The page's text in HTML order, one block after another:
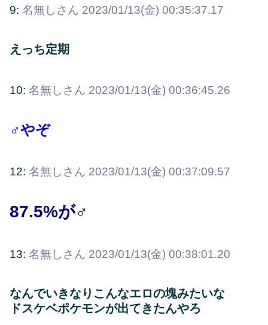
9: 名無しさん 2023/01/13(金) 00:35:37.17
えっち定期
10: 名無しさん 2023/01/13(金) 00:36:45.26
♂やぞ
12: 名無しさん 2023/01/13(金) 00:37:09.57
87.5%が♂
13: 名無しさん 2023/01/13(金) 00:38:01.20
なんでいきなりこんなエロの塊みたいな
ドスケベポケモンが出てきたんやろ